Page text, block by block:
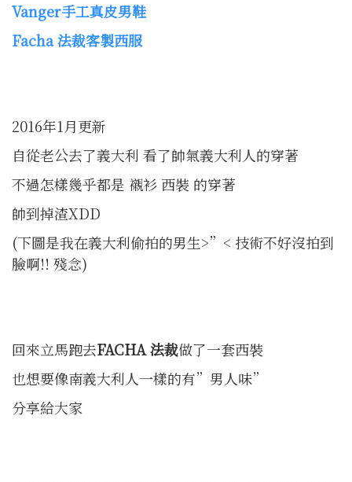
Vanger手工真皮男鞋
Facha法裁客製西服
2016年1月更新
自從老公去了義大利 看了帥氣義大利人的穿著
不過怎樣幾乎都是 襯衫 西裝 的穿著
帥到掉渣XDD
(下圖是我在義大利偷拍的男生>”< 技術不好沒拍到
臉啊!! 殘念)
回來立馬跑去FACHA法裁做了一套西裝
也想要像南義大利人一樣的有”男人味”
分享給大家